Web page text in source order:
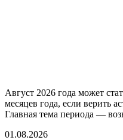
Август 2026 года может
месяцев года, если верить
Главная тема периода —
01.08.2026